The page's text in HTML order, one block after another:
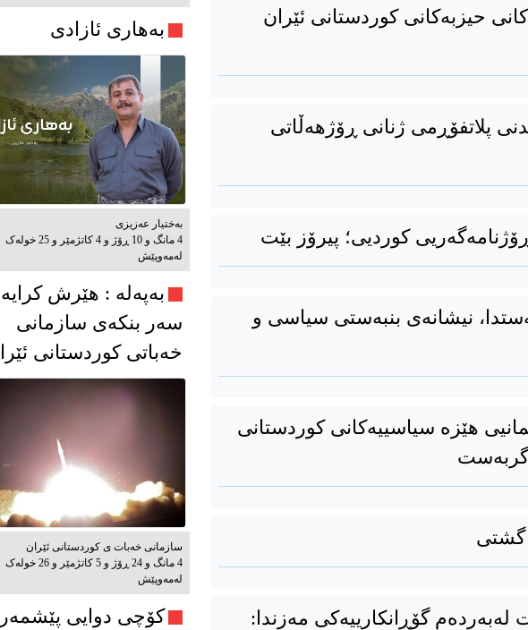
حیزبەکانی کوردستانی ئێران
پلاتفۆڕمی ژنانی ڕۆژهەڵاتی
نیشانەی بنبەستی سیاسی و
هێزە سیاسییەکانی کوردستانی
گشتی
گۆڕانکارییەکی مەزندا:
بەهاری ئازادی
بەختیار عەزیزی
4 مانگ و 10 ڕۆژ و 4 کاتژمێر و 25 خوله‌ک
له‌مه‌وپێش‌
به‌په‌له‌ : هێرش کرایە
سەر بنکەی سازمانی
خەباتی کوردستانی
سازمانی خەبات ی کوردستانی ئێران
4 مانگ و 24 ڕۆژ و 5 کاتژمێر و 26 خوله‌ک
له‌مه‌وپێش‌
کۆچی دوایی